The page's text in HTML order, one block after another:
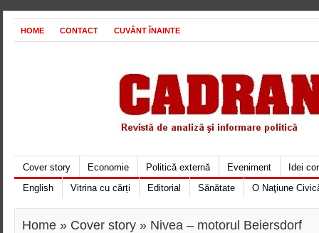
HOME CONTACT CUVÂNT ÎNAINTE
Cover story Economie Politică externă Eveniment
Idei
English
Vitrina cu cărți Editorial Sănătate O Naţiune
Home » Cover story » Nivea – motorul Beiersdorf